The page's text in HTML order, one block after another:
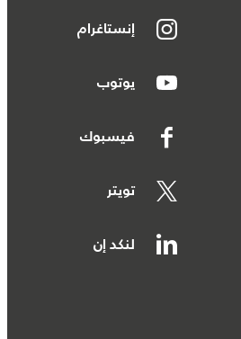
إنستاغرام
يوتوب
فيسبوك
تويتر
لنكد إن